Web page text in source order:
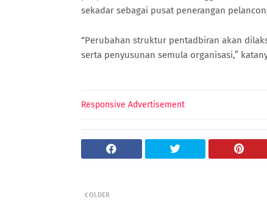
sekadar sebagai pusat penerangan
“Perubahan struktur pentadbiran akan
serta penyusunan semula organisasi,”
Responsive Advertisement
OLDER